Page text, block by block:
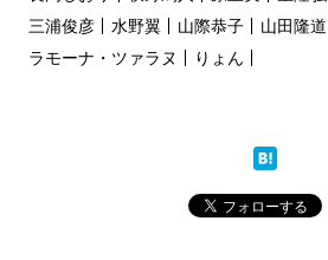
三浦俊彦
水野翼 山際恭子 山田隆道
ラモーナ・ツァラヌ
りょん